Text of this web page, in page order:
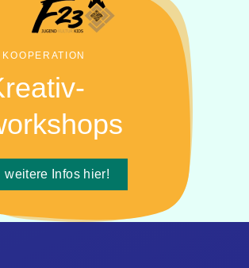
KOOPERATION
weitere Infos hier!